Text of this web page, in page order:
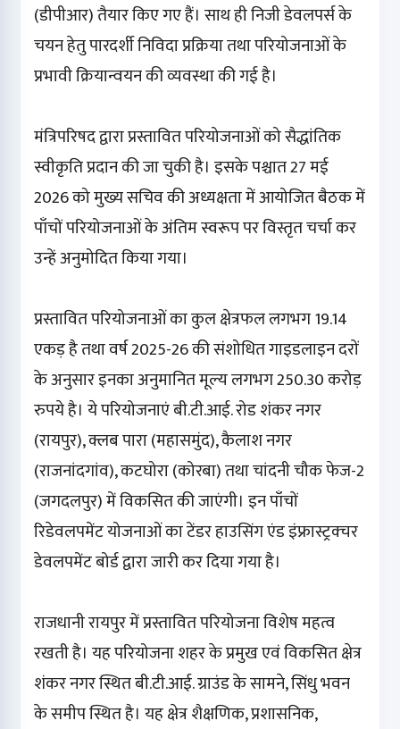
(डीपीआर) तैयार किए गए हैं। साथ ही निजी डेवलपर्स के
चयन हेतु पारदर्शी निविदा प्रक्रिया तथा परियोजनाओं के
प्रभावी क्रियान्वयन की व्यवस्था की गई है।
मंत्रिपरिषद द्वारा प्रस्तावित परियोजनाओं को सैद्धांतिक
स्वीकृति प्रदान की जा चुकी है। इसके पश्चात 27 मई
2026 को मुख्य सचिव की अध्यक्षता में आयोजित बैठक में
पाँचों परियोजनाओं के अंतिम स्वरूप पर विस्तृत चर्चा कर
उन्हें अनुमोदित किया गया।
प्रस्तावित परियोजनाओं का कुल क्षेत्रफल लगभग 19.14
एकड़ है तथा वर्ष 2025-26 की संशोधित गाइडलाइन दरों
के अनुसार इनका अनुमानित मूल्य लगभग 250.30 करोड़
रुपये है। ये परियोजनाएं बी.टी.आई. रोड शंकर नगर
(रायपुर), क्लब पारा (महासमुंद), कैलाश नगर
(राजनांदगांव), कटघोरा (कोरबा) तथा चांदनी चौक फेज-2
(जगदलपुर) में विकसित की जाएंगी। इन पाँचों
रिडेवलपमेंट योजनाओं का टेंडर हाउसिंग एंड इंफ्रास्ट्रक्चर
डेवलपमेंट बोर्ड द्वारा जारी कर दिया गया है।
राजधानी रायपुर में प्रस्तावित परियोजना विशेष महत्व
रखती है। यह परियोजना शहर के प्रमुख एवं विकसित क्षेत्र
शंकर नगर स्थित बी.टी.आई. ग्राउंड के सामने, सिंधु भवन
के समीप स्थित है। यह क्षेत्र शैक्षणिक, प्रशासनिक,